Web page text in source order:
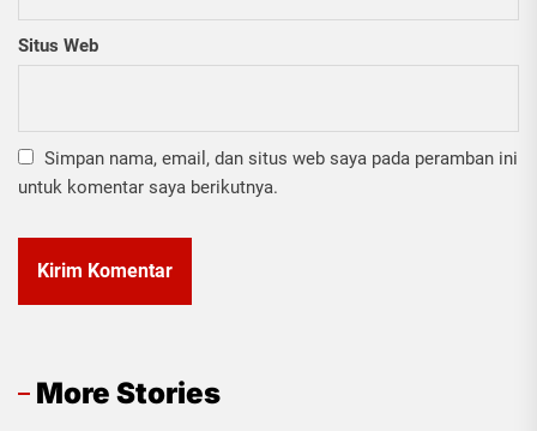
Situs Web
Simpan nama, email, dan situs web saya pada peramban ini
untuk komentar saya berikutnya.
More Stories